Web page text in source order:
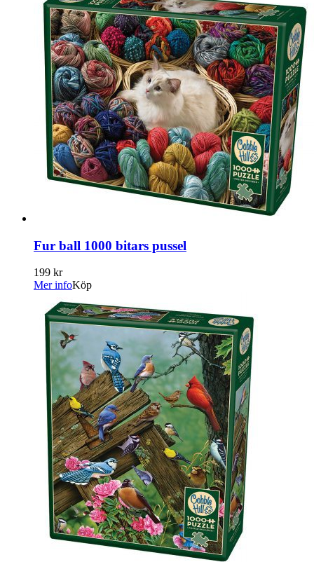
Fur ball 1000 bitars pussel
199 kr
Mer infoKöp